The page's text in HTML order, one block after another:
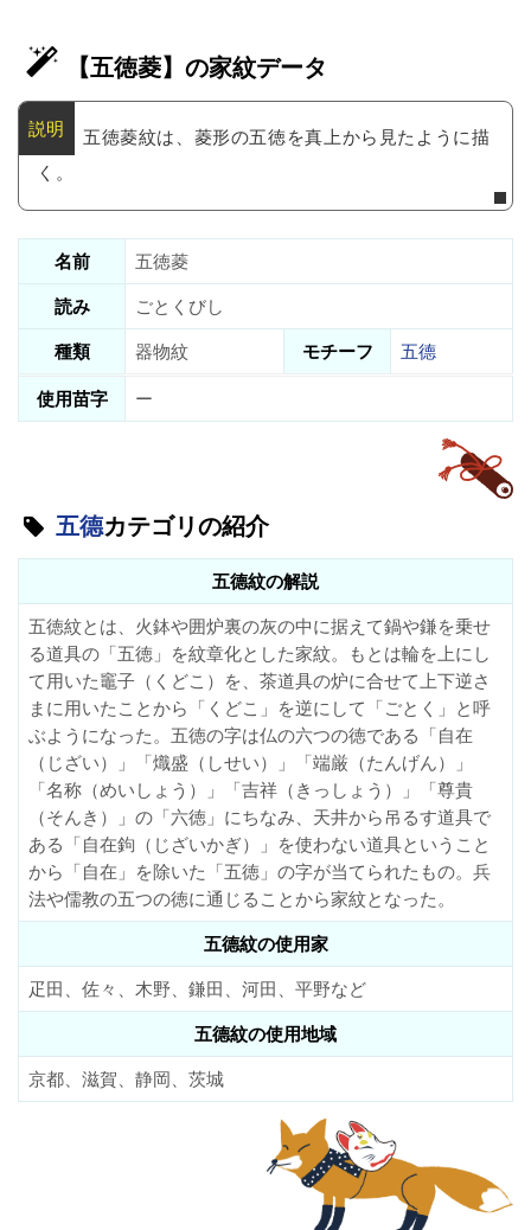
【五徳菱】の家紋データ
五徳菱紋は、菱形の五徳を真上から見たように描
く。
名前
五徳菱
読み
ごとくびし
種類
器物紋 モチーフ
五德
使用苗字
ー
五德カテゴリの紹介
五德紋の解説
五徳紋とは、火鉢や囲炉裏の灰の中に据えて鍋や鎌を乗せ
る道具の「五徳」を紋章化とした家紋。もとは輪を上にし
て用いた竈子（くどこ）を、茶道具の炉に合せて上下逆さ
まに用いたことから「くどこ」を逆にして「ごとく」と呼
ぶようになった。五徳の字は仏の六つの徳である「自在
（じざい）」「熾盛（しせい）」「端厳（たんげん）」
「名称（めいしょう）」「吉祥（きっしょう）」「尊貴
（そんき）」の「六徳」にちなみ、天井から吊るす道具で
ある「自在鉤（じざいかぎ）」を使わない道具ということ
から「自在」を除いた「五徳」の字が当てられたもの。兵
法や儒教の五つの徳に通じることから家紋となった。
五德紋の使用家
疋田、佐々、木野、鎌田、河田、平野など
五德紋の使用地域
京都、滋賀、静岡、茨城